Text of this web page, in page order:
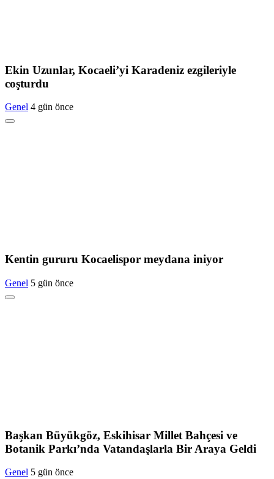
Ekin Uzunlar, Kocaeli’yi Karadeniz ezgileriyle
coşturdu
Genel 4 gün önce
Kentin gururu Kocaelispor meydana iniyor
Genel 5 gün önce
Başkan Büyükgöz, Eskihisar Millet Bahçesi ve
Botanik Parkı’nda Vatandaşlarla Bir Araya Geldi
Genel 5 gün önce